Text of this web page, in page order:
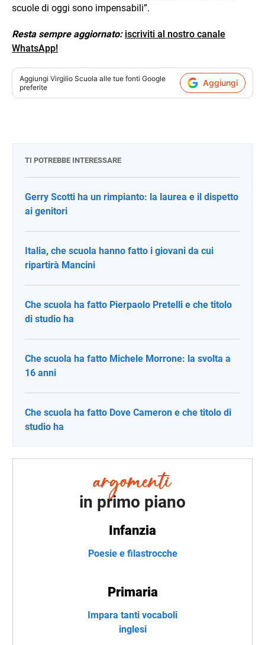
scuole di oggi sono impensabili”.
Resta sempre aggiornato: iscriviti al nostro canale
WhatsApp!
Aggiungi Virgilio Scuola alle tue fonti Google
preferite
Aggiungi
TI POTREBBE INTERESSARE
Gerry Scotti ha un rimpianto: la laurea e il dispetto
ai genitori
Italia, che scuola hanno fatto i giovani da cui
ripartirà Mancini
Che scuola ha fatto Pierpaolo Pretelli e che titolo
di studio ha
Che scuola ha fatto Michele Morrone: la svolta a
16 anni
Che scuola ha fatto Dove Cameron e che titolo di
studio ha
in primo piano
Infanzia
Poesie e filastrocche
Primaria
Impara tanti vocaboli
inglesi